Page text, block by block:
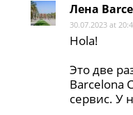
Лена
30.07.2023 at
Hola!
Это две
Barcelona
сервис. У